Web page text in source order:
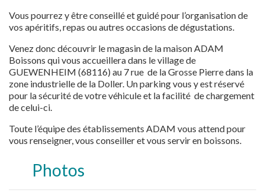
Vous pourrez y être conseillé et guidé pour l’organisation de
vos apéritifs, repas ou autres occasions de dégustations.
Venez donc découvrir le magasin de la maison ADAM
Boissons qui vous accueillera dans le village de
GUEWENHEIM (68116) au 7 rue de la Grosse Pierre dans la
zone industrielle de la Doller. Un parking vous y est réservé
pour la sécurité de votre véhicule et la facilité de chargement
de celui-ci.
Toute l’équipe des établissements ADAM vous attend pour
vous renseigner, vous conseiller et vous servir en boissons.
Photos